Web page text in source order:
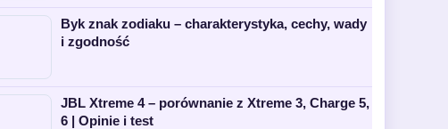
Byk znak zodiaku – charakterystyka, cechy, wady
i zgodność
JBL Xtreme 4 – porównanie z Xtreme 3, Charge 5,
6 | Opinie i test